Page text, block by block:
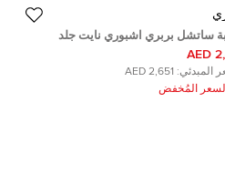
ساتشل بربري اشبوري نايت جلد
مرصعة
المبدئي: 2,651 AED
السعر المُخفض